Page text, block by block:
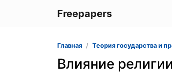
Freepapers
Главная Теория государства и
Влияние